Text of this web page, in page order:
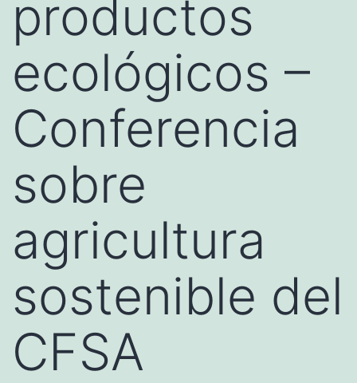
productos
ecológicos –
Conferencia
sobre
agricultura
sostenible del
CFSA